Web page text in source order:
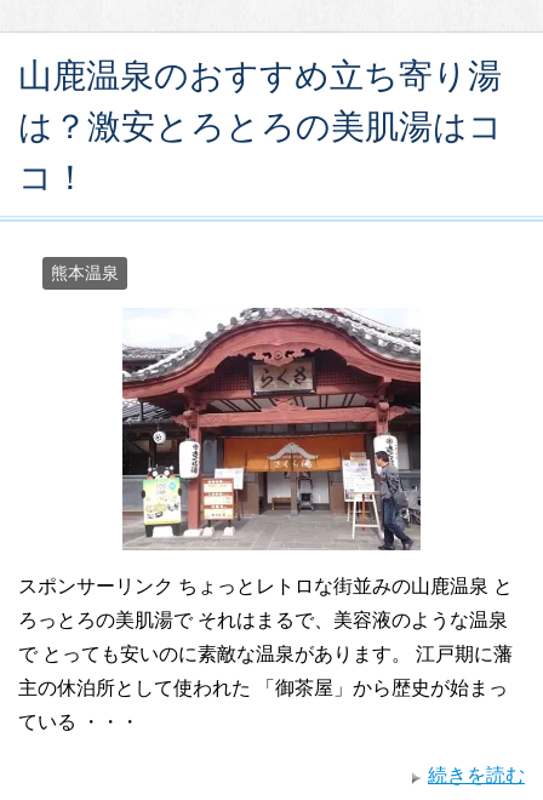
山鹿温泉のおすすめ立ち寄り湯
は？激安とろとろの美肌湯はコ
コ！
熊本温泉
スポンサーリンク ちょっとレトロな街並みの山鹿温泉 と
ろっとろの美肌湯で それはまるで、美容液のような温泉
で とっても安いのに素敵な温泉があります。 江戸期に藩
主の休泊所として使われた 「御茶屋」から歴史が始まっ
ている ・・・
続きを読む